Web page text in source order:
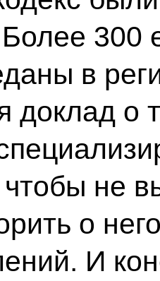
300
в
доклад о
чтобы не
о
И